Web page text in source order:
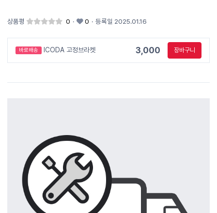
상품평 0 · 0 · 등록일 2025.01.16
바로배송 ICODA 고정브라켓 3,000 장바구니